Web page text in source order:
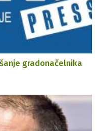
gradonačelnika